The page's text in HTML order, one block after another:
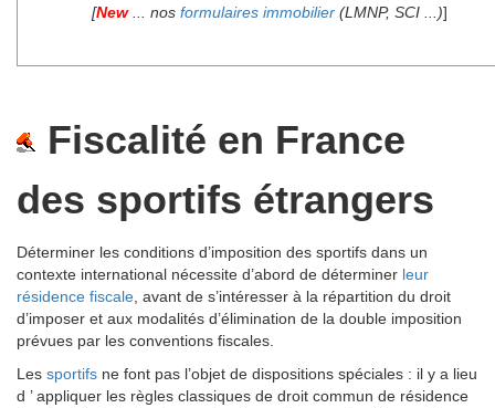
[New... nos formulaires immobilier(LMNP, SCI ...)]
Fiscalité en France
des sportifs étrangers
Déterminer les conditions d’imposition des sportifs dans un
contexte international nécessite d’abord de déterminer leur
résidence fiscale , avant de s’intéresser à la répartition du droit
d’imposer et aux modalités d’élimination de la double imposition
prévues par les conventions fiscales.
Les sportifs ne font pas l’objet de dispositions spéciales : il y a lieu
d ’ appliquer les règles classiques de droit commun de résidence